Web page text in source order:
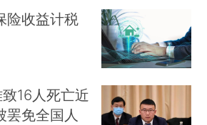
险收益计税
16人死亡近
罢免全国人